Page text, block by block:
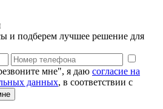
и подберем лучшее решение для
мне", я даю согласие на
данных, в соответствии с